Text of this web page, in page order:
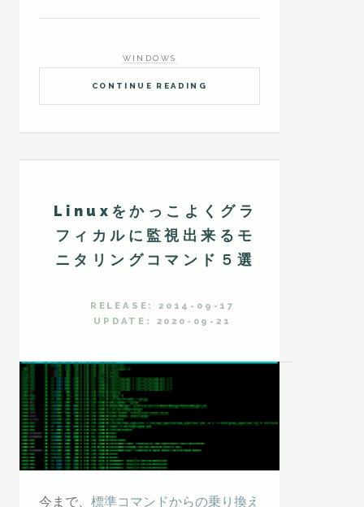
CONTINUE READING
WINDOWS
Linuxをかっこよくグラ
フィカルに監視出来るモ
ニタリングコマンド５選
RELEASE: 2014-09-17
UPDATE: 2020-09-21
今まで、 標準コマンドからの乗り換え